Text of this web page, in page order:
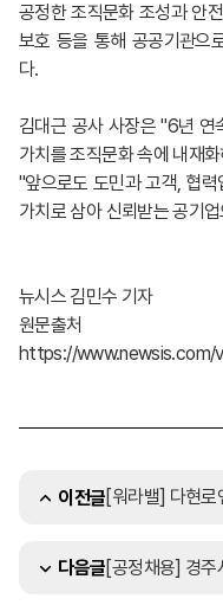
공정한 조직문화 조성과 안
보호 등을 통해 공공기관으
다.
김대근 공사 사장은 "6년 연
가치를 조직문화 속에 내재
"앞으로도 도민과 고객, 협
가치로 삼아 신뢰받는 공기
뉴시스 김민수 기자
원
https://
이전글
다음글